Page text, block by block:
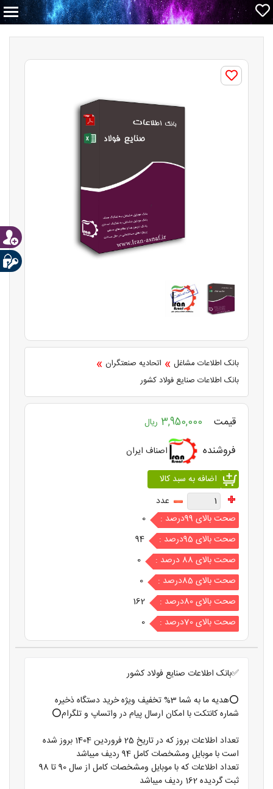
بانک اطلاعات مشاغل » اتحادیه صنعتگران »
بانک اطلاعات صنایع فولاد کشور
قیمت 3,950,000 ریال
فروشنده اصناف ایران
عدد
صحت بالای 99درصد :
0
صحت بالای 95درصد :
94
صحت بالای 88 درصد :
0
صحت بالای 85درصد :
0
صحت بالای 80درصد :
162
صحت بالای 70درصد :
0
✅بانک اطلاعات صنایع فولاد کشور
⭕️هدیه ما به شما 3% تخفیف ویژه خرید دستگاه ذخیره
شماره کانتکت با امکان ارسال پیام در واتساپ و تلگرام⭕️
تعداد اطلاعات بروز که در تاریخ 25 فروردین 1404 بروز شده
است با موبایل ومشخصات کامل 94 ردیف میباشد
تعداد اطلاعات که با موبایل ومشخصات کامل از سال 90 تا 98
ثبت گردیده 162 ردیف میباشد